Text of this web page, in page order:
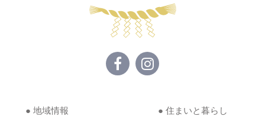
● 地域情報 ● 住まいと暮らし